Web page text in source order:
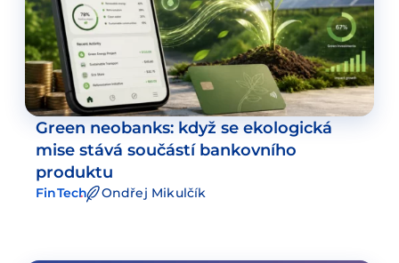
Green neobanks: když se ekologická
mise stává součástí bankovního
produktu
FinTech Ondřej Mikulčík